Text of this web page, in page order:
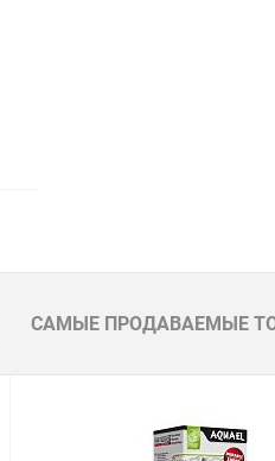
САМЫЕ ПРОДАВАЕМЫЕ